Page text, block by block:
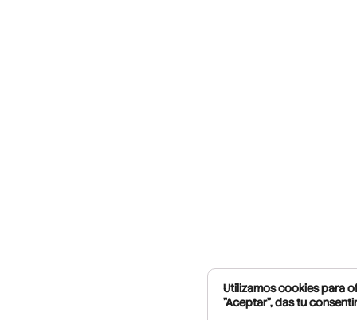
Utilizamos cookies para
"Aceptar", das tu